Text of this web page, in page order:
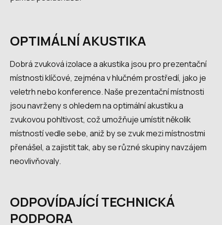
OPTIMÁLNÍ AKUSTIKA
Dobrá zvuková izolace a akustika jsou pro prezentační
místnosti klíčové, zejména v hlučném prostředí, jako je
veletrh nebo konference. Naše prezentační místnosti
jsou navrženy s ohledem na optimální akustiku a
zvukovou pohltivost, což umožňuje umístit několik
místností vedle sebe, aniž by se zvuk mezi místnostmi
přenášel, a zajistit tak, aby se různé skupiny navzájem
neovlivňovaly.
ODPOVÍDAJÍCÍ TECHNICKÁ
PODPORA